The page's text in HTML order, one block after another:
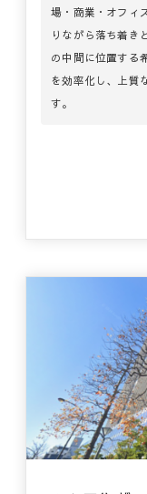
場・商業・オフィ
りながら落ち着き
の中間に位置する
を効率化し、上質
す。